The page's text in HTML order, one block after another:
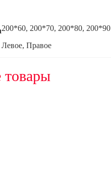
200*60, 200*70, 200*80, 200*90
Левое, Правое